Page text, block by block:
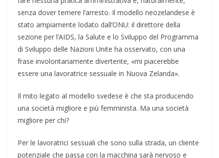
senza dover temere l’arresto. Il modello neozelandese è
stato ampiamente lodato dall’ONU: il direttore della
sezione per l’AIDS, la Salute e lo Sviluppo del Programma
di Sviluppo delle Nazioni Unite ha osservato, con una
frase involontariamente divertente, «mi piacerebbe
essere una lavoratrice sessuale in Nuova Zelanda».
Il mito legato al modello svedese è che sta producendo
una società migliore e più femminista. Ma una società
migliore per chi?
Per le lavoratrici sessuali che sono sulla strada, un cliente
potenziale che passa con la macchina sarà nervoso e